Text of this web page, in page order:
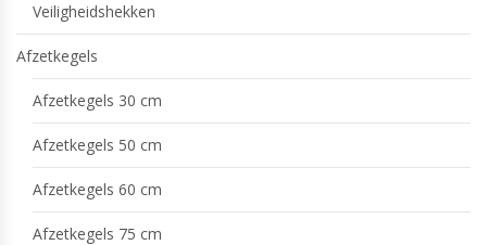
Veiligheidshekken
Afzetkegels
Afzetkegels 30 cm
Afzetkegels 50 cm
Afzetkegels 60 cm
Afzetkegels 75 cm